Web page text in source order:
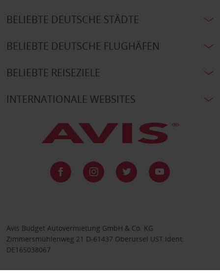
BELIEBTE DEUTSCHE STÄDTE
BELIEBTE DEUTSCHE FLUGHÄFEN
BELIEBTE REISEZIELE
INTERNATIONALE WEBSITES
Avis Budget Autovermietung GmbH & Co. KG
Zimmersmühlenweg 21 D-61437 Oberursel UST Ident:
DE165038067